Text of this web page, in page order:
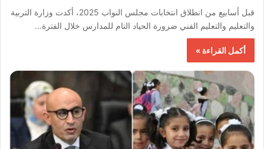
قبل أسابيع من انطلاق انتخابات مجلس النواب 2025، أكدت وزارة التربية
والتعليم والتعليم الفني ضرورة الحياد التام للمدارس خلال الفترة…
أكمل القراءة »